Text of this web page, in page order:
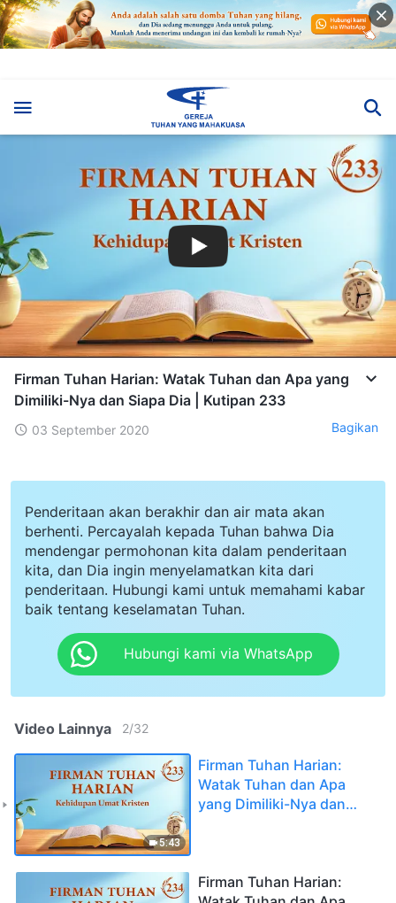
Firman Tuhan Harian: Watak Tuhan dan Apa yang
Dimiliki-Nya dan Siapa Dia | Kutipan 233
03 September 2020 Bagikan
Penderitaan akan berakhir dan air mata akan
berhenti. Percayalah kepada Tuhan bahwa Dia
mendengar permohonan kita dalam penderitaan
kita, dan Dia ingin menyelamatkan kita dari
penderitaan. Hubungi kami untuk memahami kabar
baik tentang keselamatan Tuhan.
Hubungi kami via WhatsApp
Video Lainnya 2/32
5:43
Firman Tuhan Harian:
Watak Tuhan dan Apa
yang Dimiliki-Nya dan
Firman Tuhan Harian: